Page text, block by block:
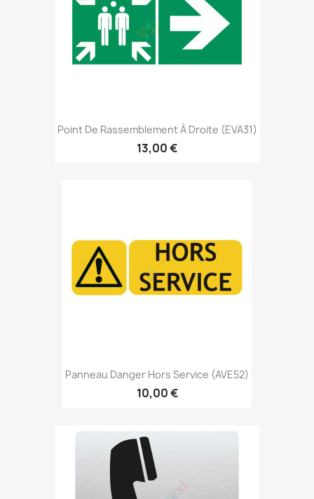
Point De Rassemblement À Droite (EVA31)
13,00 €
Panneau Danger Hors Service (AVE52)
10,00 €